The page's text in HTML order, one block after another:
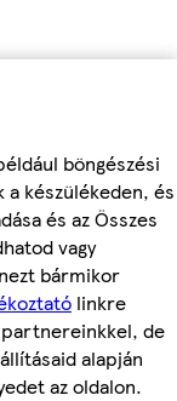
böngészési
a készülékeden, és
és az Összes
vagy
bármikor
linkre
partnereinkkel, de
alapján
az oldalon.